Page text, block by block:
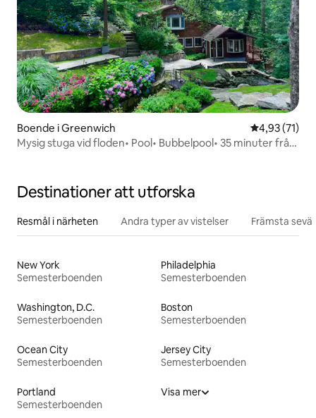
Boende i Greenwich 4,93 av 5 i
4,93 (71)
Mysig stuga vid floden• Pool• Bubbelpool• 35 minuter från
Destinationer att utforska
Resmål i närheten Andra typer av vistelser Främsta
New York
Semesterboenden
Philadelphia
Semesterboenden
Washington, D.C.
Semesterboenden
Boston
Semesterboenden
Ocean City
Semesterboenden
Jersey City
Semesterboenden
Portland
Semesterboenden
Visa mer